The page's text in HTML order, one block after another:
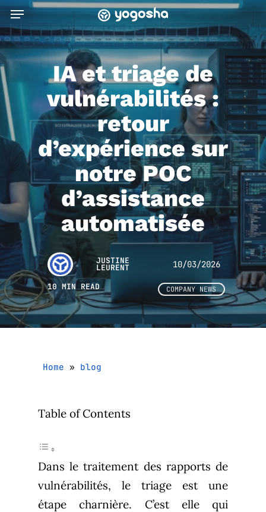
Skip
to
main
content
Menu
IA et triage de
vulnérabilités :
retour
d’expérience sur
notre POC
d’assistance
automatisée
JUSTINE
LEURENT 10/03/2026
10 MIN READ COMPANY NEWS
Home » blog
Table of Contents
Dans le traitement des rapports de
vulnérabilités, le triage est une
étape charnière. C’est elle qui